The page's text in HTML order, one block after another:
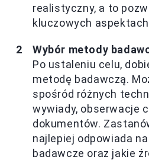
realistyczny, a to
kluczowych
Wybór metody
Po ustaleniu celu,
metodę badawczą.
spośród różnych
wywiady, obserwacje
dokumentów.
najlepiej odpowiada
badawcze oraz jakie